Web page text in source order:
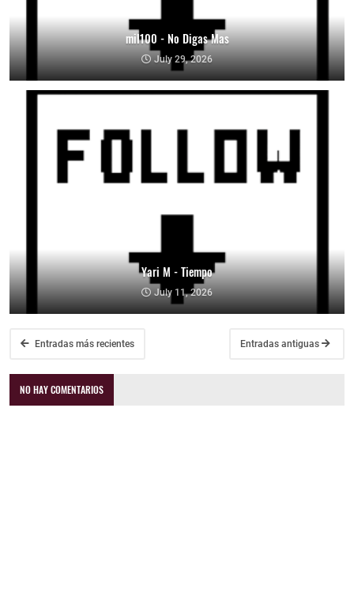
mil100 - No Digas Mas
July 29, 2026
Yari M - Tiempo
July 11, 2026
Entradas más recientes Entradas antiguas
NO HAY COMENTARIOS